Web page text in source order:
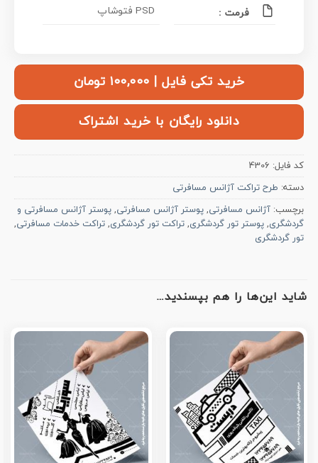
فرمت : PSD فتوشاپ
خرید تکی فایل | ۱۰۰,۰۰۰ تومان
دانلود رایگان با خرید اشتراک
کد فایل: 4306
دسته: طرح تراکت آژانس مسافرتی
برچسب: آژانس مسافرتی, پوستر آژانس مسافرتی, پوستر آژانس مسافرتی و
گردشگری, پوستر تور گردشگری, تراکت تور گردشگری, تراکت خدمات مسافرتی,
تور گردشگری
شاید این‌ها را هم بپسندید…